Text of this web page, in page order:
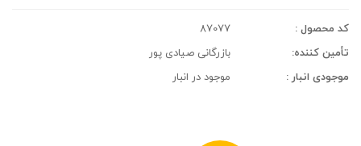
کد محصول :
87077
تأمین کننده:
بازرگانی صیادی پور
موجودی انبار :
موجود در انبار